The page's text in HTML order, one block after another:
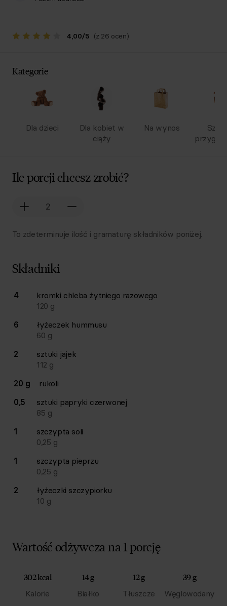
4,00/5 (z 26 ocen)
Kategorie
Dla dzieci
Dla kobiet w
ciąży
Na wynos
Ile porcji chcesz zrobić?
To zdeterminuje ilość i gramaturę składników poniżej.
Składniki
Lista składników przepisu z ilościami i wagami
Ilość Składnik
4 kromki chleba żytniego razowego
120 g
6
łyżeczek hummusu
60 g
2
sztuki jajek
112 g
20 g
rukoli
0,5
sztuki papryki czerwonej
85 g
1
szczypta soli
0,25 g
1
szczypta pieprzu
0,25 g
2
łyżeczki szczypiorku
10 g
Wartość odżywcza na 1 porcję
302 kcal
Kalorie
14 g
Białko
12 g
Tłuszcze
39 g
Węglowodany